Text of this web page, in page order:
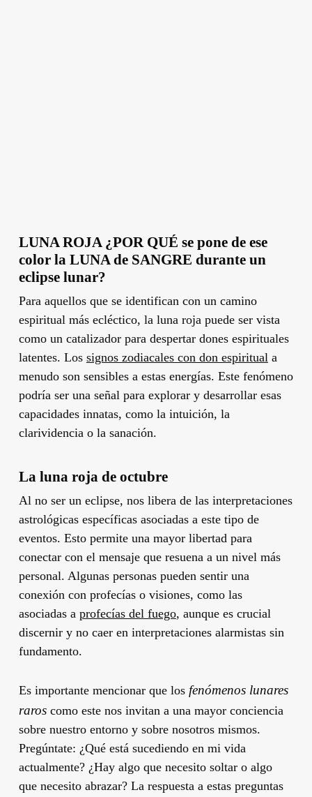
LUNA ROJA ¿POR QUÉ se pone de ese
color la LUNA de SANGRE durante un
eclipse lunar?
Para aquellos que se identifican con un camino
espiritual más ecléctico, la luna roja puede ser vista
como un catalizador para despertar dones espirituales
latentes. Los signos zodiacales con don espirituala
menudo son sensibles a estas energías. Este fenómeno
podría ser una señal para explorar y desarrollar esas
capacidades innatas, como la intuición, la
clarividencia o la sanación.
Laluna roja de octubre
Al no ser un eclipse, nos libera de las interpretaciones
astrológicas específicas asociadas a este tipo de
eventos. Esto permite una mayor libertad para
conectar con el mensaje que resuena a un nivel más
personal. Algunas personas pueden sentir una
conexión con profecías o visiones, como las
asociadas a profecías del fuego, aunque es crucial
discernir y no caer en interpretaciones alarmistas sin
fundamento.
Es importante mencionar que los fenómenos lunares
raroscomo este nos invitan a una mayor conciencia
sobre nuestro entorno y sobre nosotros mismos.
Pregúntate: ¿Qué está sucediendo en mi vida
actualmente? ¿Hay algo que necesito soltar o algo
que necesito abrazar? La respuesta a estas preguntas